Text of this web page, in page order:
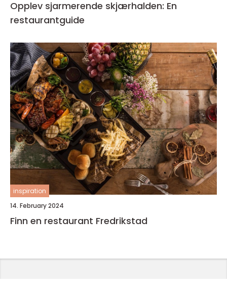
Opplev sjarmerende skjærhalden: En
restaurantguide
inspiration
14. February 2024
Finn en restaurant Fredrikstad